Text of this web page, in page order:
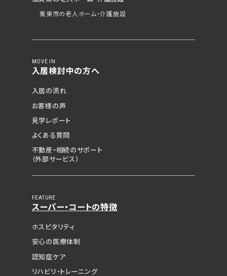
栗東市の老人ホーム・介護施設
MOVE IN
入居検討中の方へ
入居の流れ
お客様の声
見学レポート
よくある質問
不動産・相続のサポート
（外部サービス）
FEATURE
スーパー・コートの特徴
ホスピタリティ
安心の医療体制
認知症ケア
リハビリ・トレーニング